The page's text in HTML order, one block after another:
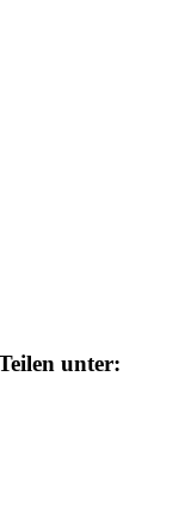
unter: